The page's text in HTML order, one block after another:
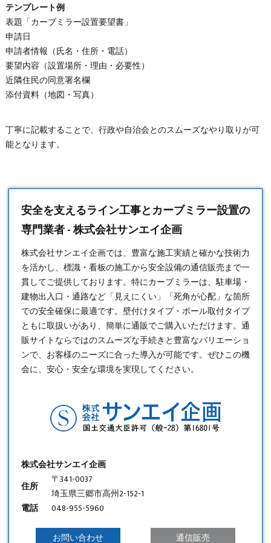
テンプレート例
表題「カーブミラー設置要望書」
申請日
申請者情報（氏名・住所・電話）
要望内容（設置場所・理由・必要性）
近隣住民の同意署名欄
添付資料（地図・写真）
丁寧に記載することで、行政や自治会とのスムーズなやり取りが可
能となります。
安全を支えるライン工事とカーブミラー設置の
専門業者 - 株式会社サンエイ企画
株式会社サンエイ企画では、豊富な施工実績と確かな技術力
を活かし、標識・看板の施工から安全設備の通信販売まで一
貫してご提供しております。特にカーブミラーは、駐車場・
建物出入口・通路など「見えにくい」「死角が心配」な箇所
での安全確保に最適です。壁付けタイプ・ポール取付タイプ
ともに取扱いがあり、簡単に通販でご購入いただけます。通
販サイトならではのスムーズな手続きと豊富なバリエーショ
ンで、お客様のニーズに合った導入が可能です。ぜひこの機
会に、安心・安全な環境を実現してください。
株式会社サンエイ企画
住所
〒341-0037
埼玉県三郷市高州2-152-1
電話
048-955-5960
お問い合わせ 通信販売